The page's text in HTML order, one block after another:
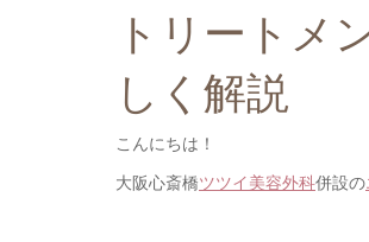
トリートメ
しく解説
こんにちは！
大阪心斎橋ツツイ美容外科併設の